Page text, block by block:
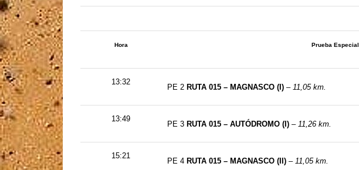
Hora Prueba Especial
13:32
PE 2 RUTA 015 – MAGNASCO (I) – 11,05 km.
13:49
PE 3 RUTA 015 – AUTÓDROMO (I) – 11,26 km.
15:21
PE 4 RUTA 015 – MAGNASCO (II) – 11,05 km.